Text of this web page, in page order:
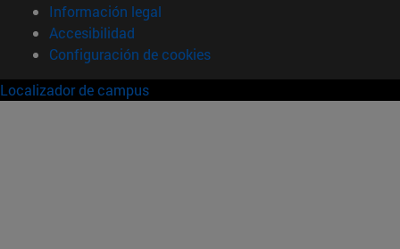
Información legal
Accesibilidad
Configuración de cookies
Localizador de campus